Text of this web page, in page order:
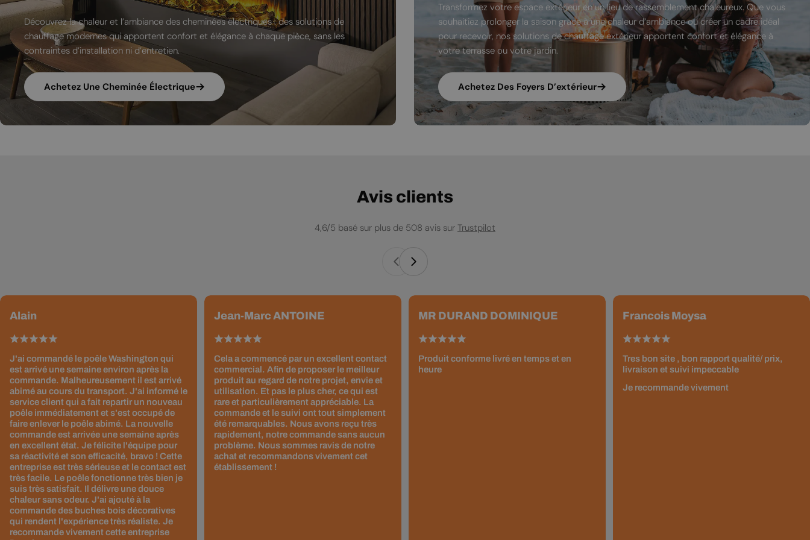
Découvrez la chaleur et l’ambiance des cheminées électriques : des solutions de
chauffage modernes qui apportent confort et élégance à chaque pièce, sans les
contraintes d’installation ni d’entretien.
Achetez Une Cheminée Électrique
Transformez votre espace extérieur en un lieu de rassemblement chaleureux. Que vous
souhaitiez prolonger la saison grâce à une chaleur d’ambiance ou créer un cadre idéal
pour recevoir, nos solutions de chauffage extérieur apportent confort et élégance à
votre terrasse ou votre jardin.
Achetez Des Foyers D’extérieur
Avis clients
4,6/5 basé sur plus de 508 avis sur Trustpilot
Alain
J'ai commandé le poêle Washington qui
est arrivé une semaine environ après la
commande. Malheureusement il est arrivé
abimé au cours du transport. J'ai informé le
service client qui a fait repartir un nouveau
poêle immédiatement et s'est occupé de
faire enlever le poêle abimé. La nouvelle
commande est arrivée une semaine après
en excellent état. Je félicite l'équipe pour
sa réactivité et son efficacité, bravo ! Cette
entreprise est très sérieuse et le contact est
très facile. Le poêle fonctionne très bien je
suis très satisfait. Il délivre une douce
chaleur sans odeur. J'ai ajouté à la
commande des buches bois décoratives
qui rendent l'expérience très réaliste. Je
recommande vivement cette entreprise
Jean-Marc ANTOINE
Cela a commencé par un excellent contact
commercial. Afin de proposer le meilleur
produit au regard de notre projet, envie et
utilisation. Et pas le plus cher, ce qui est
rare et particulièrement appréciable. La
commande et le suivi ont tout simplement
été remarquables. Nous avons reçu très
rapidement, notre commande sans aucun
problème. Nous sommes ravis de notre
achat et recommandons vivement cet
établissement !
MR DURAND DOMINIQUE
Produit conforme livré en temps et en
heure
Francois Moysa
Tres bon site , bon rapport qualité/ prix,
livraison et suivi impeccable
Je recommande vivement
NORWEGIAN
POLISH
ROMANIAN
RUSSIAN
SERBIAN